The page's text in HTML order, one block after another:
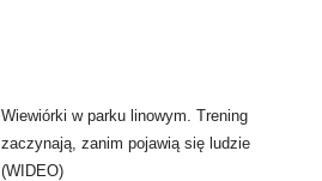
Wiewiórki w parku linowym. Trening
zaczynają, zanim pojawią się ludzie
(WIDEO)